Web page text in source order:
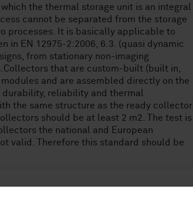
the thermal storage unit is an integral
cannot be separated from the storage
processes. It is basically applicable to
in EN 12975-2:2006, 6.3. (quasi dynamic
from stationary non-imaging
that are custom-built (built in,
and are assembled directly on the
reliability and thermal
the same structure as the ready collector
should be at least 2 m2. The test is
the national and European
valid. Therefore this standard should be